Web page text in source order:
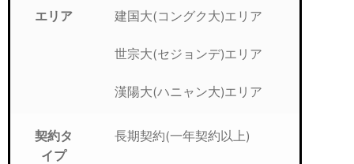
エリア 建国大(コングク大)エリア
世宗大(セジョンデ)エリア
漢陽大(ハニャン大)エリア
契約タ
イプ
長期契約(一年契約以上)